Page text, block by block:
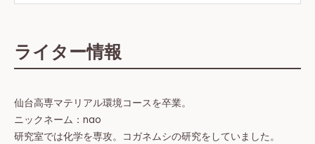
ライター情報
仙台高専マテリアル環境コースを卒業。
ニックネーム：nao
研究室では化学を専攻。コガネムシの研究をしていました。